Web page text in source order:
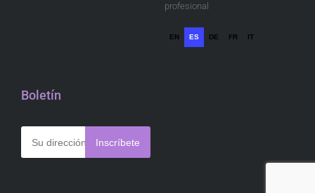
profesional
EN ES DE FR IT
Boletín